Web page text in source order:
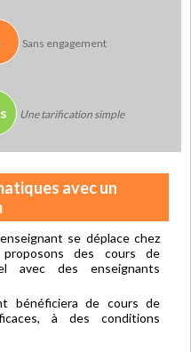
Sans engagement
Une tarification simple
avec un
se déplace chez
des cours de
avec des enseignants
bénéficiera de cours de
à des conditions